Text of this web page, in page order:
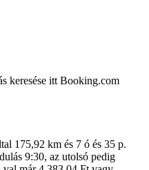
keresése itt Booking.com
175,92 km és 7 ó és 35 p.
9:30, az utolsó pedig